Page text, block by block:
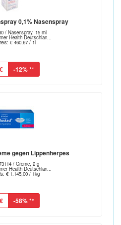
0,1% Nasenspray
/ Nasenspray, 15 ml
Health Deutschlan...
€ 460,67 / 1l
-12%**
gegen Lippenherpes
/ Creme, 2 g
Health Deutschlan...
€ 1.145,00 / 1kg
-58%**